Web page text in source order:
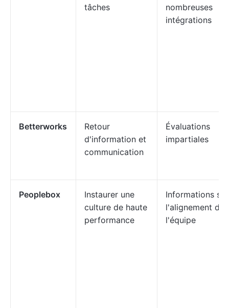
tâches
nombreuses
intégrations
Betterworks
Retour
d'information et
communication
Évaluations
impartiales
Peoplebox
Instaurer une
culture de haute
performance
Informations sur
l'alignement de
l'équipe